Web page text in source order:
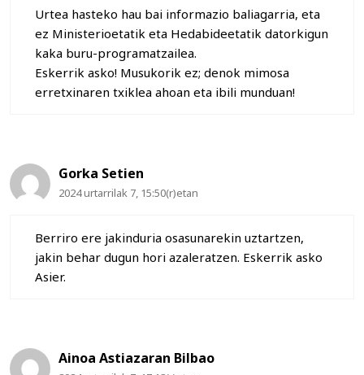
Urtea hasteko hau bai informazio baliagarria, eta
ez Ministerioetatik eta Hedabideetatik datorkigun
kaka buru-programatzailea.
Eskerrik asko! Musukorik ez; denok mimosa
erretxinaren txiklea ahoan eta ibili munduan!
Gorka Setien
2024 urtarrilak 7, 15:50(r)etan
Berriro ere jakinduria osasunarekin uztartzen,
jakin behar dugun hori azaleratzen. Eskerrik asko
Asier.
Ainoa Astiazaran Bilbao